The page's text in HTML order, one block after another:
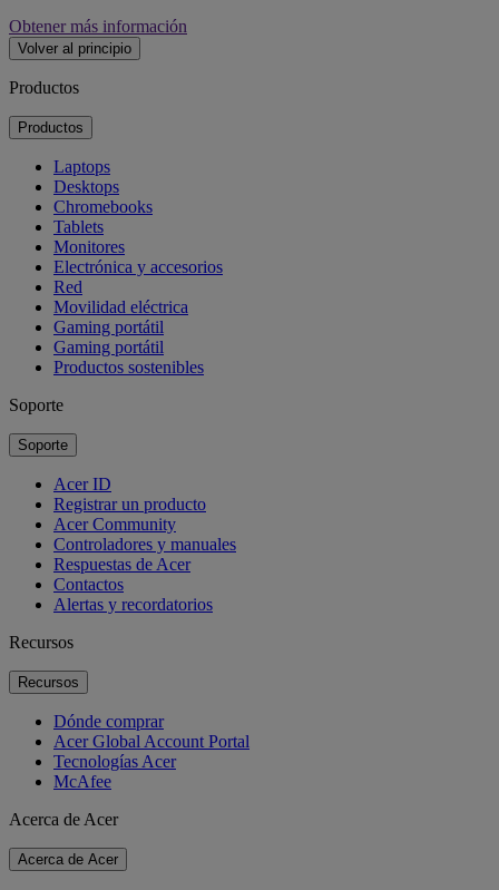
Obtener más información
Volver al principio
Productos
Productos
Laptops
Desktops
Chromebooks
Tablets
Monitores
Electrónica y accesorios
Red
Movilidad eléctrica
Gaming portátil
Gaming portátil
Productos sostenibles
Soporte
Soporte
Acer ID
Registrar un producto
Acer Community
Controladores y manuales
Respuestas de Acer
Contactos
Alertas y recordatorios
Recursos
Recursos
Dónde comprar
Acer Global Account Portal
Tecnologías Acer
McAfee
Acerca de Acer
Acerca de Acer